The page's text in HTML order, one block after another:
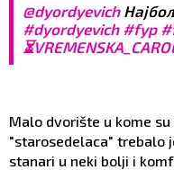
@dyordyevich
#dyordyevich #fyp
Malo dvorište u kome
"starosedelaca" trebalo
stanari u neki bolji i